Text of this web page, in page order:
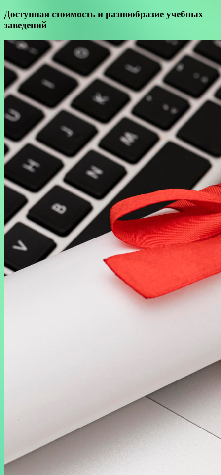
Доступная стоимость и разнообразие учебных
заведений